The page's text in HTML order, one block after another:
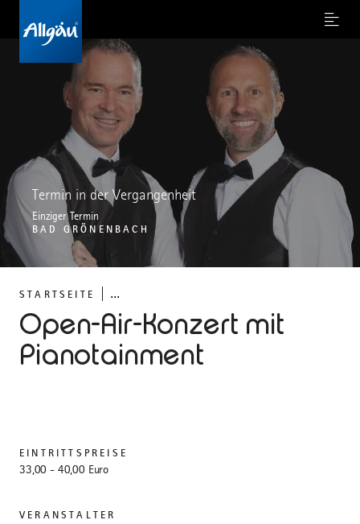
Menu
STARTSEITE ...
Open-Air-Konzert mit
Pianotainment
Termin in der Vergangenheit
Einziger Termin
BAD GRÖNENBACH
EINTRITTSPREISE
33,00 - 40,00 Euro
VERANSTALTER